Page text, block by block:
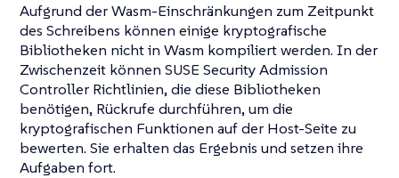
Aufgrund der Wasm-Einschränkungen zum Zeitpunkt
des Schreibens können einige kryptografische
Bibliotheken nicht in Wasm kompiliert werden. In der
Zwischenzeit können SUSE Security Admission
Controller Richtlinien, die diese Bibliotheken
benötigen, Rückrufe durchführen, um die
kryptografischen Funktionen auf der Host-Seite zu
bewerten. Sie erhalten das Ergebnis und setzen ihre
Aufgaben fort.